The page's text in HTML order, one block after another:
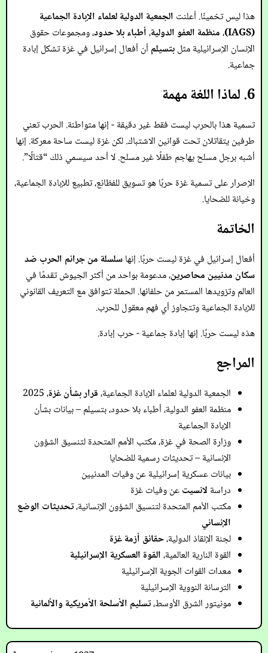
هذا ليس تخمينًا. أعلنت الجمعية الدولية لعلماء الإبادة الجماعية
(IAGS)
،منظمة العفو الدولية،أطباء بلا حدود، ومجموعات حقوق
الإنسان الإسرائيلية مثلبتسيلم أن أفعال إسرائيل في غزة تشكل إبادة
جماعية.
6. لماذا اللغة مهمة
تسمية هذا بالحرب ليست فقط غير دقيقة - إنها متواطئة. الحرب تعني
طرفين يتقاتلان تحت قوانين الاشتباك. لكن غزة ليست ساحة معركة. إنها
أشبه برجل مسلح يهاجم طفلًا غير مسلح. لا أحد سيسمي ذلك “قتالًا”.
الإصرار على تسمية غزة حربًا هو تسويق للفظائع، تطبيع للإبادة الجماعية،
وخيانة للضحايا.
الخاتمة
أفعال إسرائيل في غزة ليست حربًا. إنهاسلسلة من جرائم الحرب ضد
سكان مدنيين محاصرين، مدعومة بواحد من أكثر الجيوش تقدمًا في
العالم وتزويدها المستمر من حلفائها. الحملة تتوافق مع التعريف القانوني
للإبادة الجماعية وتتجاوز أي فهم معقول للحرب.
هذه ليست حربًا. إنها إبادة جماعية - حرب إبادة.
المراجع
الجمعية الدولية لعلماء الإبادة الجماعية،قرار بشأن غزة، 2025
منظمة العفو الدولية، أطباء بلا حدود، بتسيلم – بيانات بشأن
الإبادة الجماعية
وزارة الصحة في غزة، مكتب الأمم المتحدة لتنسيق الشؤون
الإنسانية – تحديثات رسمية للضحايا
بيانات عسكرية إسرائيلية عن وفيات المدنيين
دراسة لانسيتعن وفيات غزة
مكتب الأمم المتحدة لتنسيق الشؤون الإنسانية،تحديثات الوضع
الإنساني
لجنة الإنقاذ الدولية،حقائق أزمة غزة
القوة النارية العالمية،القوة العسكرية الإسرائيلية
معدات القوات الجوية الإسرائيلية
الترسانة النووية الإسرائيلية
مونيتور الشرق الأوسط،تسليم الأسلحة الأمريكية والألمانية